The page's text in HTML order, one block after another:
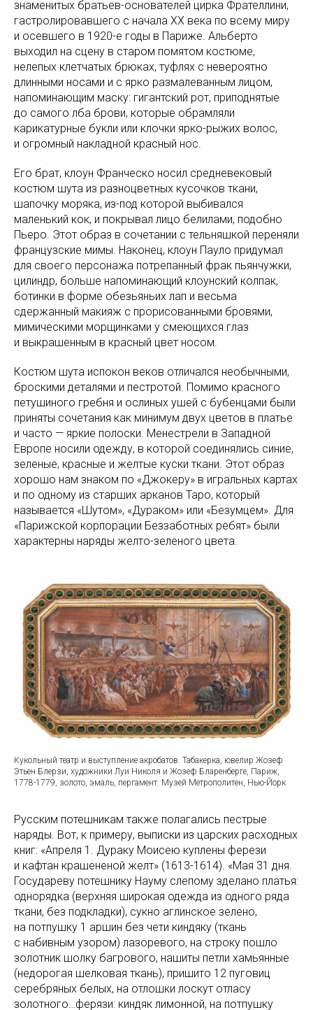
знаменитых братьев-основателей цирка Фрателлини,
гастролировавшего с начала ХХ века по всему миру
и осевшего в 1920-е годы в Париже. Альберто
выходил на сцену в старом помятом костюме,
нелепых клетчатых брюках, туфлях с невероятно
длинными носами и с ярко размалеванным лицом,
напоминающим маску: гигантский рот, приподнятые
до самого лба брови, которые обрамляли
карикатурные букли или клочки ярко-рыжих волос,
и огромный накладной красный нос.
Его брат, клоун Франческо носил средневековый
костюм шута из разноцветных кусочков ткани,
шапочку моряка, из-под которой выбивался
маленький кок, и покрывал лицо белилами, подобно
Пьеро. Этот образ в сочетании с тельняшкой переняли
французские мимы. Наконец, клоун Пауло придумал
для своего персонажа потрепанный фрак пьянчужки,
цилиндр, больше напоминающий клоунский колпак,
ботинки в форме обезьяньих лап и весьма
сдержанный макияж с прорисованными бровями,
мимическими морщинками у смеющихся глаз
и выкрашенным в красный цвет носом.
Костюм шута испокон веков отличался необычными,
броскими деталями и пестротой. Помимо красного
петушиного гребня и ослиных ушей с бубенцами были
приняты сочетания как минимум двух цветов в платье
и часто — яркие полоски. Менестрели в Западной
Европе носили одежду, в которой соединялись синие,
зеленые, красные и желтые куски ткани. Этот образ
хорошо нам знаком по «Джокеру» в игральных картах
и по одному из старших арканов Таро, который
называется «Шутом», «Дураком» или «Безумцем». Для
«Парижской корпорации Беззаботных ребят» были
характерны наряды желто-зеленого цвета.
Кукольный театр и выступление акробатов. Табакерка, ювелир Жозеф
Этьен Блерзи, художники Луи Николя и Жозеф Бларенберге, Париж,
1778-1779, золото, эмаль, пергамент. Музей Метрополитен, Нью-Йорк
Русским потешникам также полагались пестрые
наряды. Вот, к примеру, выписки из царских расходных
книг: «Апреля 1. Дураку Моисею куплены ферези
и кафтан крашененой желт» (1613-1614). «Мая 31 дня.
Государеву потешнику Науму слепому зделано платья:
однорядка (верхняя широкая одежда из одного ряда
ткани, без подкладки), сукно аглинское зелено,
на потпушку 1 аршин без чети киндяку (ткань
с набивным узором) лазоревого, на строку пошло
золотник шолку багрового, нашиты петли хамьянные
(недорогая шелковая ткань), пришито 12 пуговиц
серебряных белых, на отлошки лоскут отласу
золотного…ферязи: киндяк лимонной, на потпушку